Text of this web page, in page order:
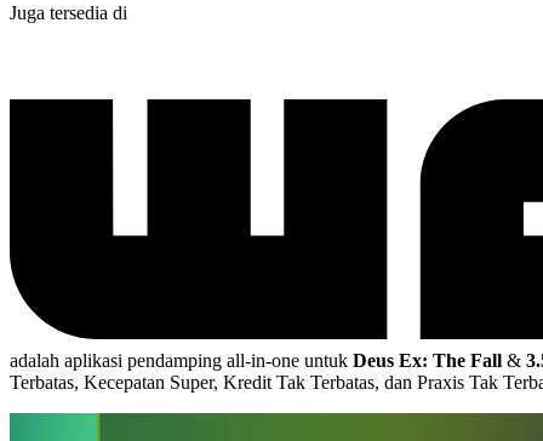
Juga tersedia di
adalah aplikasi pendamping all-in-one untuk Deus Ex: The Fall &
Terbatas, Kecepatan Super, Kredit Tak Terbatas, dan Praxis Tak